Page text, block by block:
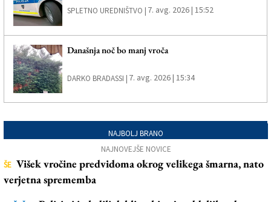
SPLETNO UREDNIŠTVO | 7. avg. 2026 | 15:52
Današnja noč bo manj vroča
DARKO BRADASSI | 7. avg. 2026 | 15:34
NAJBOLJ BRANO
NAJNOVEJŠE NOVICE
ŠE Višek vročine predvidoma okrog velikega šmarna, nato
verjetna sprememba